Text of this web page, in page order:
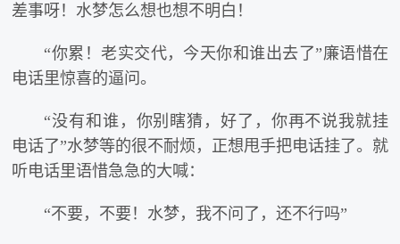
差事呀！水梦怎么想也想不明白！
“你累！老实交代，今天你和谁出去了”廉语惜在
电话里惊喜的逼问。
“没有和谁，你别瞎猜，好了，你再不说我就挂
电话了”水梦等的很不耐烦，正想甩手把电话挂了。就
听电话里语惜急急的大喊：
“不要，不要！水梦，我不问了，还不行吗”